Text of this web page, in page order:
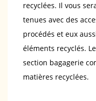
recyclées. Il vous
tenues avec des
procédés et eux
éléments recyclés.
section bagagerie
matières recyclées.